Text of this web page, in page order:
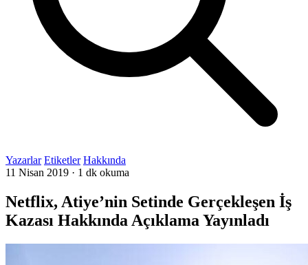
Yazarlar Etiketler Hakkında
11 Nisan 2019 · 1 dk okuma
Netflix, Atiye’nin Setinde Gerçekleşen İş
Kazası Hakkında Açıklama Yayınladı